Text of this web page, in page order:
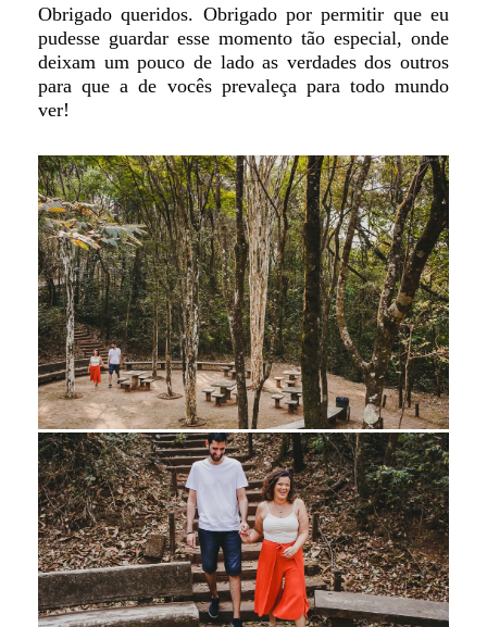
Obrigado queridos. Obrigado por permitir que eu
pudesse guardar esse momento tão especial, onde
deixam um pouco de lado as verdades dos outros
para que a de vocês prevaleça para todo mundo
ver!